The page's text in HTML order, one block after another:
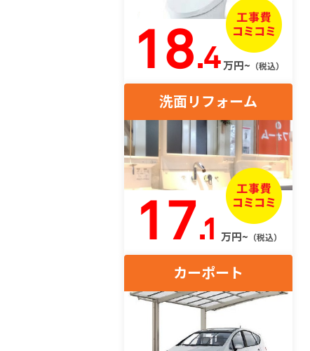
18.4万円~ （税込）
洗面リフォーム
17.1 万円~ （税込）
カーポート